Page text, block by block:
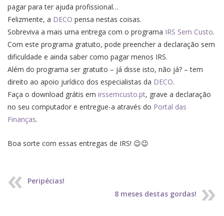
pagar para ter ajuda profissional…
Felizmente, a DECO pensa nestas coisas.
Sobreviva a mais uma entrega com o programa IRS Sem Custo.
Com este programa gratuito, pode preencher a declaração sem
dificuldade e ainda saber como pagar menos IRS.
Além do programa ser gratuito – já disse isto, não já? – tem
direito ao apoio jurídico dos especialistas da DECO.
Faça o download grátis em irssemcusto.pt, grave a declaração
no seu computador e entregue-a através do Portal das
Finanças.
Boa sorte com essas entregas de IRS! 😉😉
Peripécias!
8 meses destas gordas!